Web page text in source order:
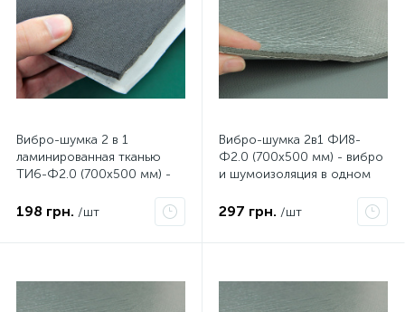
Вибро-шумка 2 в 1
ламинированная тканью
ТИ6-Ф2.0 (700х500 мм) -
одном листе
198 грн. /шт
Вибро-шумка 2в1 ФИ8-
Ф2.0 (700х500 мм) - вибро
и шумоизоляция в одном
297 грн. /шт